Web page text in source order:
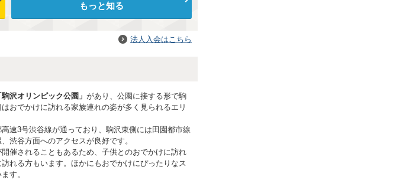
もっと知る
法人入会はこちら
駒沢オリンピック公園」 があり、公園に接する形で駒
おでかけに訪れる家族連れの姿が多く見られるエリ
速3号渋谷線が通っており、駒沢東側には田園都市線
渋谷方面へのアクセスが良好です。
催されることもあるため、子供とのおでかけに訪れ
れる方もいます。ほかにもおでかけにぴったりなス
す。